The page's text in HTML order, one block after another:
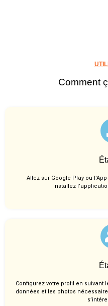
Comment
Allez sur Google Play ou
installez
Configurez votre profil en suivant
données et les photos